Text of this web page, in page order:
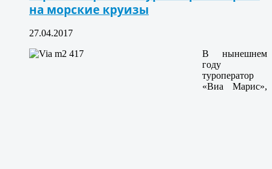
на морские круизы
27.04.2017
В нынешнем
году
туроператор
«Виа Марис»,